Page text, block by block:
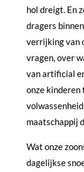
hol dreigt. En
dragers
verrijking van
vragen, over
van artificial
onze kinderen
maatschappij
Wat onze
dagelijkse